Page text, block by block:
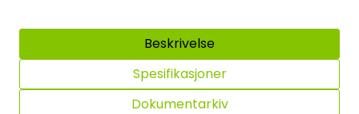
Beskrivelse
Spesifikasjoner
Dokumentarkiv